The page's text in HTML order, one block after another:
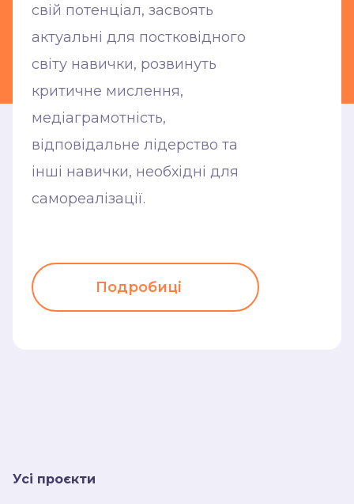
рефлексії: нам
не байдуже до
твоїх
емоцій та відчуттів,
тому підтримка
є обов’язковою
складовою
свій потенціал, засвоять
актуальні для постковідного
світу навички, розвинуть
критичне мислення,
медіаграмотність,
відповідальне лідерство та
інші навички, необхідні для
самореалізації.
Подробиці
Усі проєкти